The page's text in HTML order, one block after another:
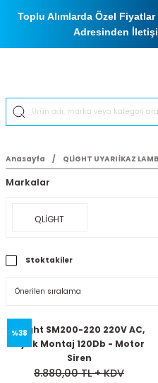
Toplu Alımlarda Özel Fiyatlar
Adresinden
Anasayfa QLİGHT UYARI İKAZ
Markalar
QLİGHT
Stoktakiler
%38
Qlight SM200-220 220V AC,
Ayak Montaj 120Db - Motor
Siren
8.880,00 TL+ KDV